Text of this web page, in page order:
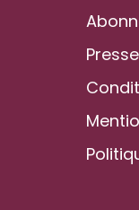
Presse